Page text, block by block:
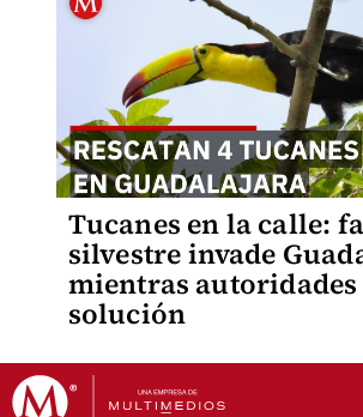
Tucanes en la calle:
silvestre invade
mientras
solución